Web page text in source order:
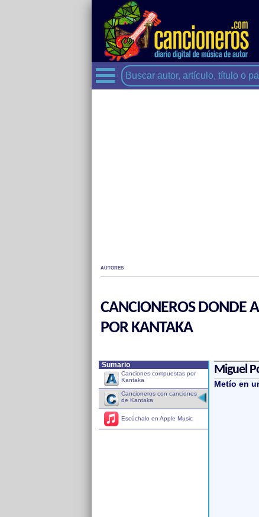
AUTORES
CANCIONEROS DONDE
POR KANTAKA
Sumario
Canciones compuestas por
Kantaka
Cancioneros con canciones
de Kantaka
Escúchalo en Apple Music
Miguel
Metío en